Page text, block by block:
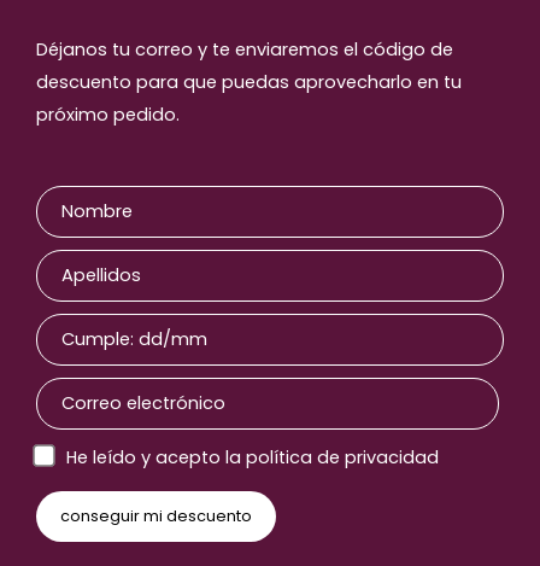
Déjanos tu correo y te enviaremos el código de
descuento para que puedas aprovecharlo en tu
próximo pedido.
He leído y acepto la política de privacidad